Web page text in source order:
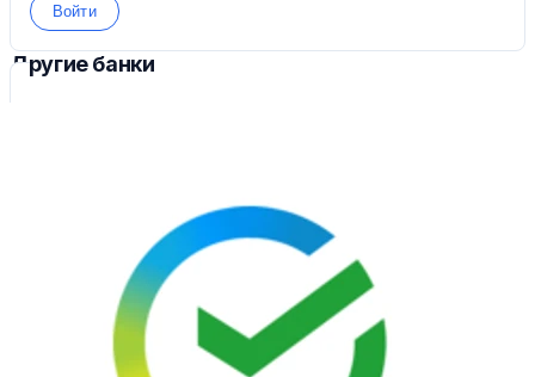
Войти
Другие банки